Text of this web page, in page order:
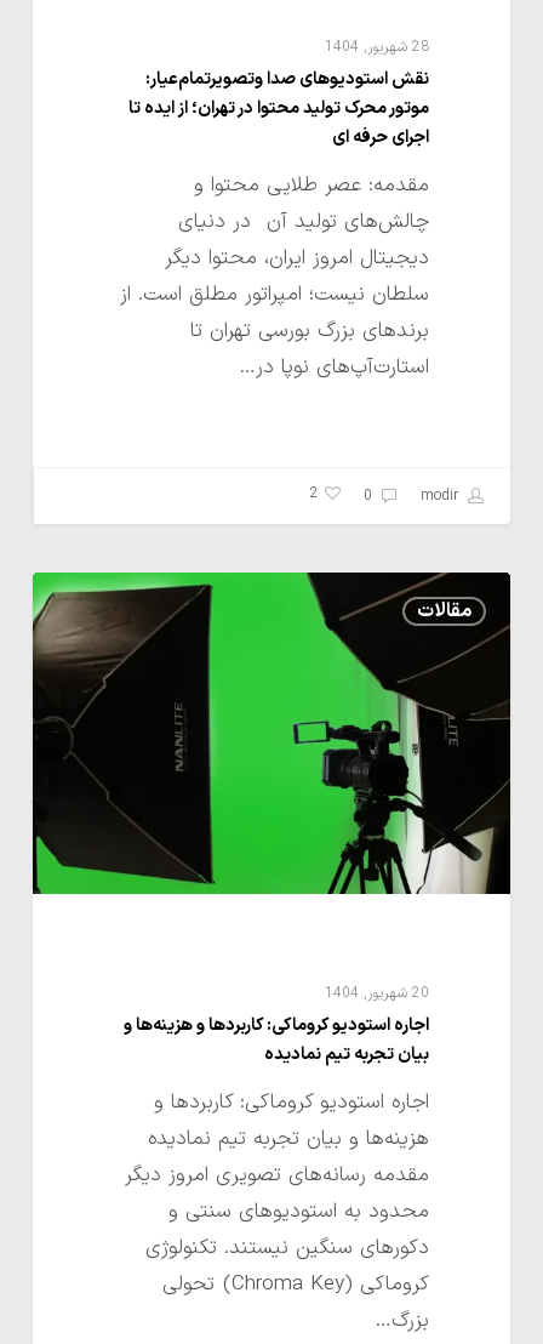
28 شهریور, 1404
نقش استودیوهای صدا وتصویرتمام‌عیار:
موتور محرک تولید محتوا در تهران؛ از ایده تا
اجرای حرفه ای
مقدمه: عصر طلایی محتوا و
چالش‌های تولید آن در دنیای
دیجیتال امروز ایران، محتوا دیگر
سلطان نیست؛ امپراتور مطلق است. از
برندهای بزرگ بورسی تهران تا
استارت‌آپ‌های نوپا در…
2
مقالات
اجاره
استودیو
کروماکی:
کاربردها
هزینه‌ها
بیان
تجربه
20 شهریور, 1404
اجاره استودیو کروماکی: کاربردها و هزینه‌ها و
بیان تجربه تیم نمادیده
اجاره استودیو کروماکی: کاربردها و
هزینه‌ها و بیان تجربه تیم نمادیده
مقدمه رسانه‌های تصویری امروز دیگر
محدود به استودیوهای سنتی و
دکورهای سنگین نیستند. تکنولوژی
کروماکی (Chroma Key) تحولی
بزرگ…